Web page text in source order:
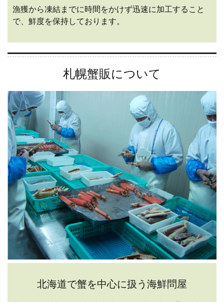
漁獲から凍結までに時間をかけず迅速に加工すること
で、鮮度を保持しております。
札幌蟹販について
北海道で蟹を中心に扱う海鮮問屋